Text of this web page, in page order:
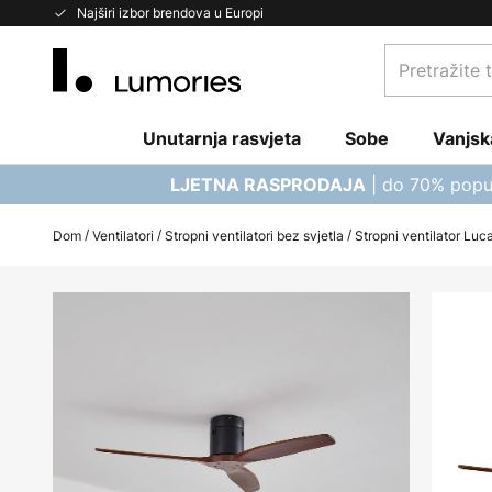
Najširi izbor brendova u Europi
Skip
Pretražite
trgovinu...
Unutarnja rasvjeta Sobe
LJETNA RASPRODAJA | do 70%
Dom Ventilatori Stropni ventilatori bez svjetla Stropni ventilator